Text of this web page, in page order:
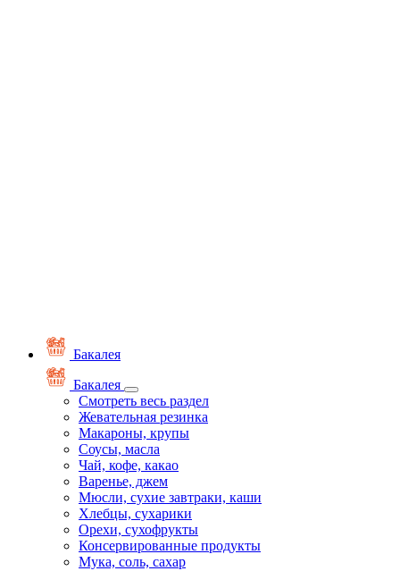
Бакалея
Бакалея
Смотреть весь раздел
Жевательная резинка
Макароны, крупы
Соусы, масла
Чай, кофе, какао
Варенье, джем
Мюсли, сухие завтраки, каши
Хлебцы, сухарики
Орехи, сухофрукты
Консервированные продукты
Мука, соль, сахар